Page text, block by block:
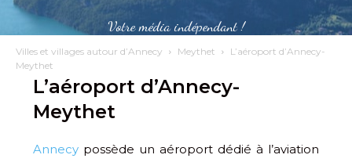
Votre média indépendant !
Villes et villages autour d’Annecy Meythet
L’aéroport d’Annecy-
Meythet
L’aéroport d’Annecy-
Meythet
Annecy possède un aéroport dédié à l’aviation